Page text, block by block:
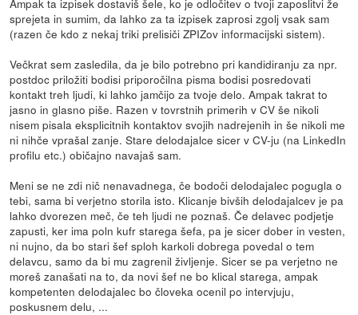
sprejeta in sumim, da lahko za ta izpisek zaprosi zgolj vsak sam
(razen če kdo z nekaj triki prelisiči ZPIZov informacijski sistem).
Večkrat sem zasledila, da je bilo potrebno pri kandidiranju za npr.
postdoc priložiti bodisi priporočilna pisma bodisi posredovati
kontakt treh ljudi, ki lahko jamčijo za tvoje delo. Ampak takrat to
jasno in glasno piše. Razen v tovrstnih primerih v CV še nikoli
nisem pisala eksplicitnih kontaktov svojih nadrejenih in še nikoli me
ni nihče vprašal zanje. Stare delodajalce sicer v CV-ju (na LinkedIn
profilu etc.) običajno navajaš sam.
Meni se ne zdi nič nenavadnega, če bodoči delodajalec pogugla o
tebi, sama bi verjetno storila isto. Klicanje bivših delodajalcev je pa
lahko dvorezen meč, če teh ljudi ne poznaš. Če delavec podjetje
zapusti, ker ima poln kufr starega šefa, pa je sicer dober in vesten,
ni nujno, da bo stari šef sploh karkoli dobrega povedal o tem
delavcu, samo da bi mu zagrenil življenje. Sicer se pa verjetno ne
moreš zanašati na to, da novi šef ne bo klical starega, ampak
kompetenten delodajalec bo človeka ocenil po intervjuju,
poskusnem delu, ...